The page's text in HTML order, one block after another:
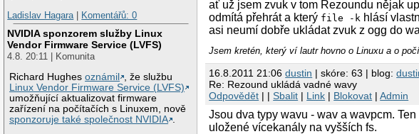
Ladislav Hagara
Komentářů: 0
NVIDIA sponzorem služby Linux
Vendor Firmware Service (LVFS)
4.8. 20:11 | Komunita
Richard Hughesoznámil
, že službu
Linux Vendor Firmware Service (LVFS)
umožňující aktualizovat firmware
zařízení na počítačích s Linuxem, nově
sponzoruje také společnost NVIDIA .
ať už jsem zvuk v tom Rezoundu nějak
odmítá přehrát a který file -k hlásí
asi neumí dobře ukládat zvuk z ogg do
Jsem kretén, který ví lautr hovno o Linuxu a o
16.8.2011 21:06dustin | skóre: 63 | blog:
Re: Rezound ukládá vadné wavy
Odpovědět | |Sbalit | Link | Blokovat |Admin
Jsou dva typy wavu - wav a wavpcm.
uložené vícekanály na vyšších fs.